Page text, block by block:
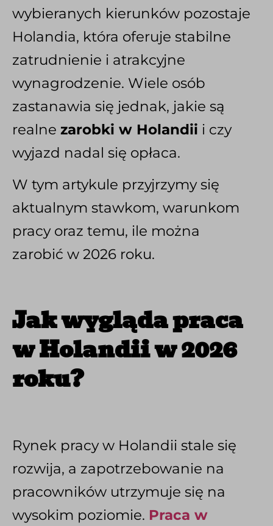
wybieranych kierunków pozostaje
Holandia, która oferuje stabilne
zatrudnienie i atrakcyjne
wynagrodzenie. Wiele osób
zastanawia się jednak, jakie są
realne zarobki w Holandii i czy
wyjazd nadal się opłaca.
W tym artykule przyjrzymy się
aktualnym stawkom, warunkom
pracy oraz temu, ile można
zarobić w 2026 roku.
Jak wygląda praca
w Holandii w 2026
roku?
Rynek pracy w Holandii stale się
rozwija, a zapotrzebowanie na
pracowników utrzymuje się na
wysokim poziomie. Praca w